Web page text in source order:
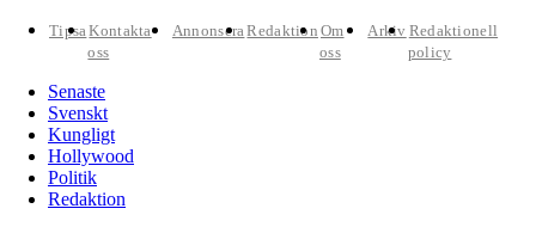
TipsaKontakta
oss
AnnonseraRedaktion Om
oss
Arkiv Redaktionell
policy
Senaste
Svenskt
Kungligt
Hollywood
Politik
Redaktion